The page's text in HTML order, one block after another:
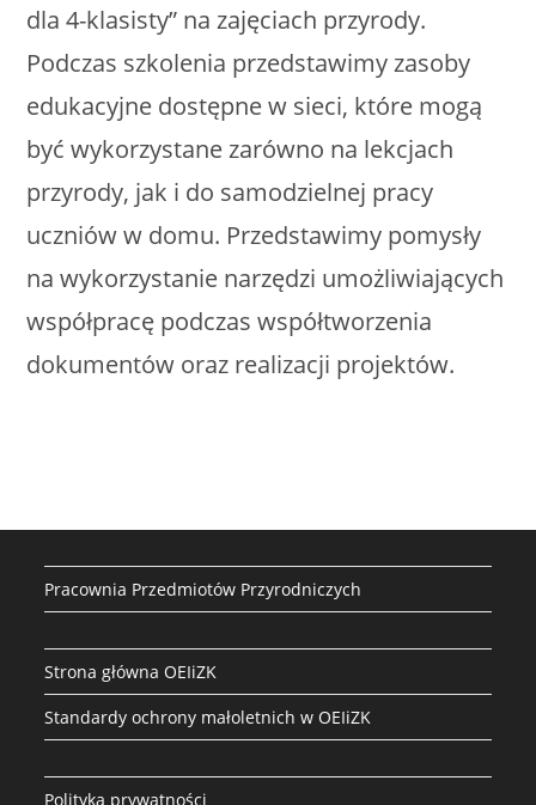
dla 4-klasisty” na zajęciach przyrody.
Podczas szkolenia przedstawimy zasoby
edukacyjne dostępne w sieci, które mogą
być wykorzystane zarówno na lekcjach
przyrody, jak i do samodzielnej pracy
uczniów w domu. Przedstawimy pomysły
na wykorzystanie narzędzi umożliwiających
współpracę podczas współtworzenia
dokumentów oraz realizacji projektów.
Pracownia Przedmiotów Przyrodniczych
Strona główna OEIiZK
Standardy ochrony małoletnich w OEIiZK
Polityka prywatności